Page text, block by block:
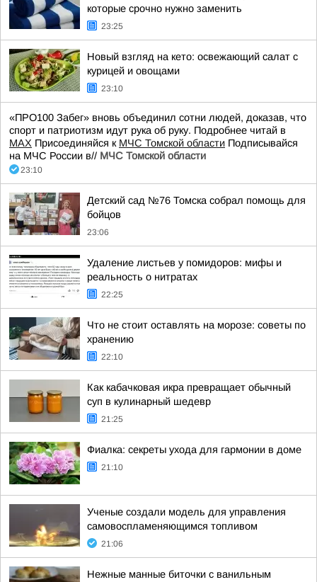
которые срочно нужно заменить
23:25
Новый взгляд на кето: освежающий салат с
курицей и овощами
23:10
«ПРО100 Забег» вновь объединил сотни людей, доказав, что
спорт и патриотизм идут рука об руку. Подробнее читай в
МАХ Присоединяйся к МЧС Томской области Подписывайся
на МЧС России в// МЧС Томской области
23:10
Детский сад №76 Томска собрал помощь для
бойцов
23:06
Удаление листьев у помидоров: мифы и
реальность о нитратах
22:25
Что не стоит оставлять на морозе: советы по
хранению
22:10
Как кабачковая икра превращает обычный
суп в кулинарный шедевр
21:25
Фиалка: секреты ухода для гармонии в доме
21:10
Ученые создали модель для управления
самовоспламеняющимся топливом
21:06
Нежные манные биточки с ванильным